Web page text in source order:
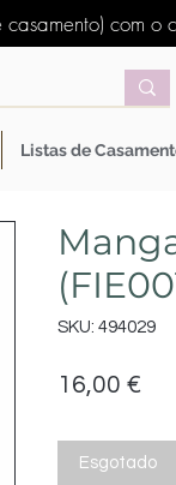
com
SKU: 494029
16,00 €
Esgotado
Listas de